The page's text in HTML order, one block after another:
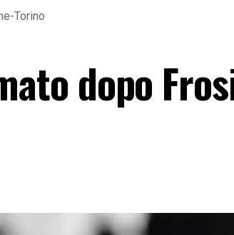
Torino
dopo